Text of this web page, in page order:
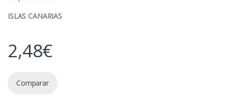
ISLAS CANARIAS
2,48€
Comparar